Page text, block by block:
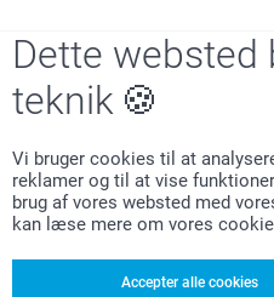
Dette websted
teknik
Vi bruger cookies til at
reklamer og til at vise
brug af vores websted med
kan læse mere om vores
Accepter alle cookies